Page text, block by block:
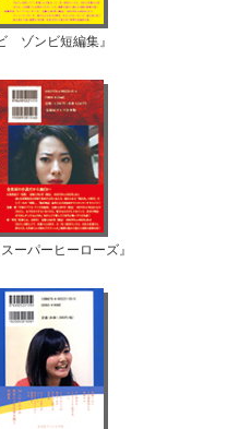
ゾンビ短編集』
ーパーヒーローズ』